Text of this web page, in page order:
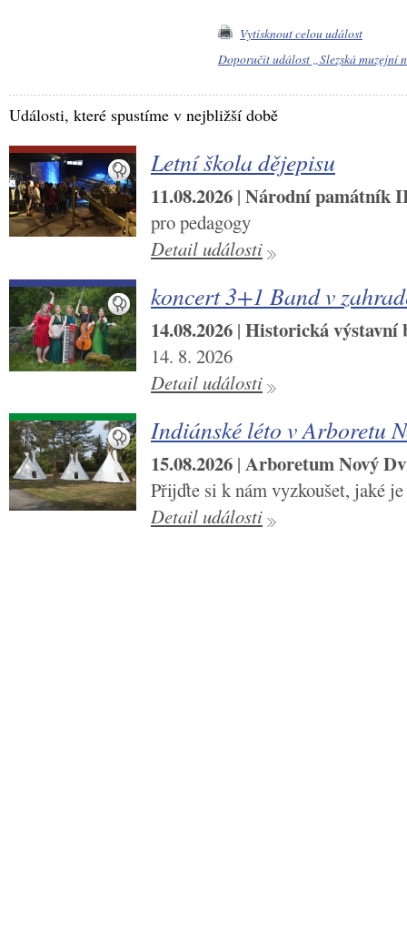
Vytisknout celou událost
Doporučit událost „Slezská muzejní
Události, které spustíme v nejbližší době
Letní škola dějepisu
11.08.2026 | Národní památník
pro pedagogy
Detail události
koncert 3+1 Band v
14.08.2026 | Historická výstavní
14. 8. 2026
Detail události
Indiánské léto v Arboretu
15.08.2026 | Arboretum Nový
Přijďte si k nám vyzkoušet, jaké
Detail události